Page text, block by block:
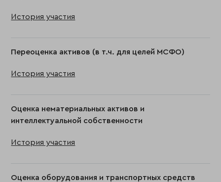
История участия
Переоценка активов (в т.ч. для целей МСФО)
История участия
Оценка нематериальных активов и
интеллектуальной собственности
История участия
Оценка оборудования и транспортных средств